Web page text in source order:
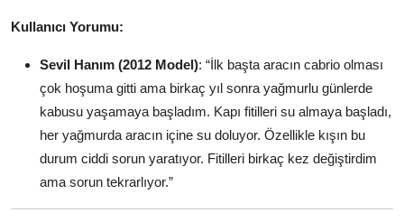
Kullanıcı Yorumu:
Sevil Hanım (2012 Model): “İlk başta aracın cabrio olması
çok hoşuma gitti ama birkaç yıl sonra yağmurlu günlerde
kabusu yaşamaya başladım. Kapı fitilleri su almaya başladı,
her yağmurda aracın içine su doluyor. Özellikle kışın bu
durum ciddi sorun yaratıyor. Fitilleri birkaç kez değiştirdim
ama sorun tekrarlıyor.”